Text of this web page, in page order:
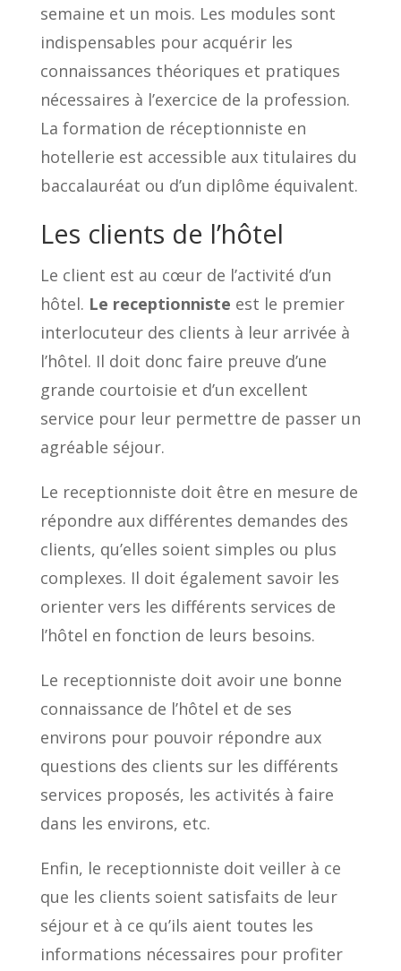
semaine et un mois. Les modules sont
indispensables pour acquérir les
connaissances théoriques et pratiques
nécessaires à l’exercice de la profession.
La formation de réceptionniste en
hotellerie est accessible aux titulaires du
baccalauréat ou d’un diplôme équivalent.
Les clients de l’hôtel
Le client est au cœur de l’activité d’un
hôtel. Le receptionniste est le premier
interlocuteur des clients à leur arrivée à
l’hôtel. Il doit donc faire preuve d’une
grande courtoisie et d’un excellent
service pour leur permettre de passer un
agréable séjour.
Le receptionniste doit être en mesure de
répondre aux différentes demandes des
clients, qu’elles soient simples ou plus
complexes. Il doit également savoir les
orienter vers les différents services de
l’hôtel en fonction de leurs besoins.
Le receptionniste doit avoir une bonne
connaissance de l’hôtel et de ses
environs pour pouvoir répondre aux
questions des clients sur les différents
services proposés, les activités à faire
dans les environs, etc.
Enfin, le receptionniste doit veiller à ce
que les clients soient satisfaits de leur
séjour et à ce qu’ils aient toutes les
informations nécessaires pour profiter